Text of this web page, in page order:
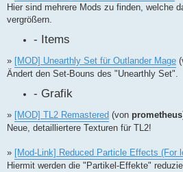
Hier sind mehrere Mods zu finden, welche
vergrößern.
- Items
» [MOD] Unearthly Set für Outlander Mage
Ändert den Set-Bouns des "Unearthly Set".
- Grafik
» [MOD] TL2 Remastered (von prometheus
Neue, detailliertere Texturen für TL2!
» [Mod-Link] Reduced Particle Effects (For
Hiermit werden die "Partikel-Effekte"